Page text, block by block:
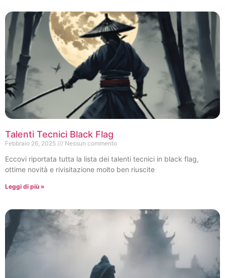
Talenti Tecnici Black Flag
Febbraio 26, 2025 Nessun commento
Eccovi riportata tutta la lista dei talenti tecnici in black flag,
ottime novità e rivisitazione molto ben riuscite
Leggi di più »